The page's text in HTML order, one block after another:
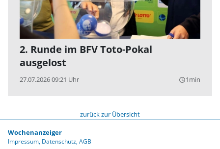
2. Runde im BFV Toto-Pokal
ausgelost
27.07.2026 09:21 Uhr query_builder1min
zurück zur Übersicht
Wochenanzeiger
Impressum Datenschutz AGB